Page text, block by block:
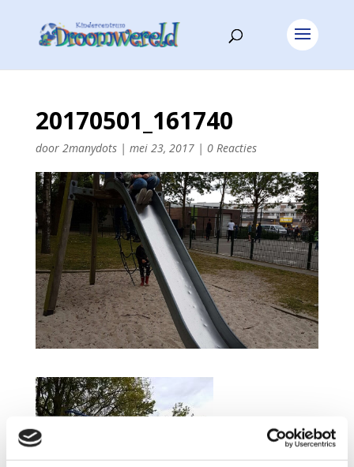
20170501_161740
door 2manydots| mei 23, 2017| 0 Reacties